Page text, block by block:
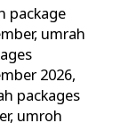
package
, umrah
2026,
packages
, umroh